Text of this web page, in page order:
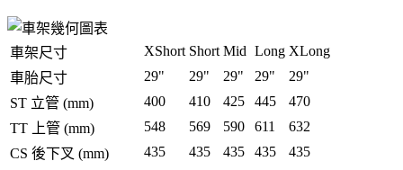
車架尺寸 XShort Short Mid Long XLong
車胎尺寸
29" 29" 29" 29"
29"
ST 立管 (mm)
400 410 425 445
470
TT 上管 (mm)
548 569 590 611
632
CS 後下叉 (mm)
435 435 435 435
435